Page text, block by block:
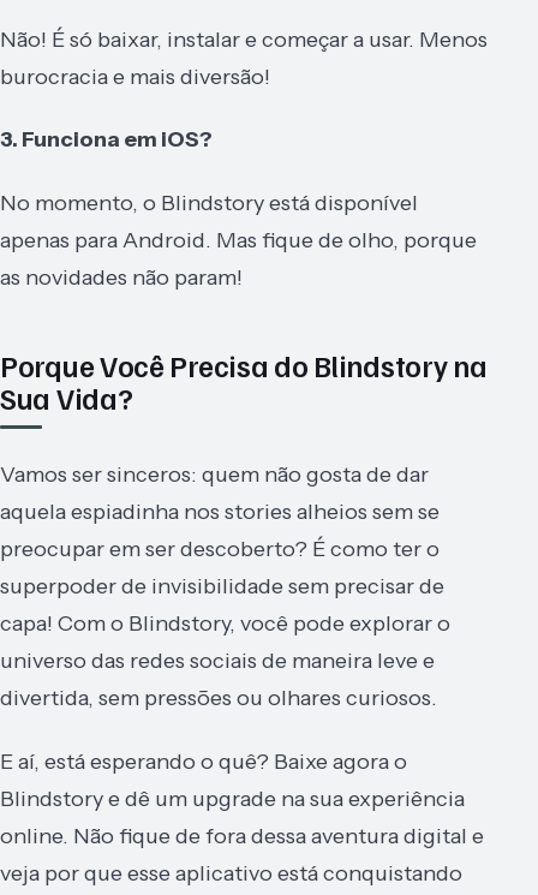
Não! É só baixar, instalar e começar a usar. Menos
burocracia e mais diversão!
3. Funciona em iOS?
No momento, o Blindstory está disponível
apenas para Android. Mas fique de olho, porque
as novidades não param!
Porque Você Precisa do Blindstory na
Sua Vida?
Vamos ser sinceros: quem não gosta de dar
aquela espiadinha nos stories alheios sem se
preocupar em ser descoberto? É como ter o
superpoder de invisibilidade sem precisar de
capa! Com o Blindstory, você pode explorar o
universo das redes sociais de maneira leve e
divertida, sem pressões ou olhares curiosos.
E aí, está esperando o quê? Baixe agora o
Blindstory e dê um upgrade na sua experiência
online. Não fique de fora dessa aventura digital e
veja por que esse aplicativo está conquistando